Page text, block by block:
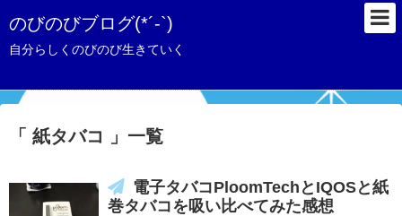
のびのびブログ(*´-`)
自分らしくのびのび生きていく
「 紙タバコ 」一覧
電子タバコPloomTechとIQOSと紙
巻タバコを吸い比べてみた感想